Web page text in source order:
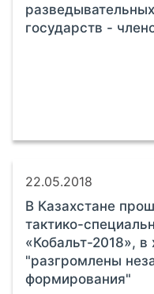
государств -
22.05.2018
В Казахстане
тактико-
«Кобальт-2018», в
"разгромлены
формирования"